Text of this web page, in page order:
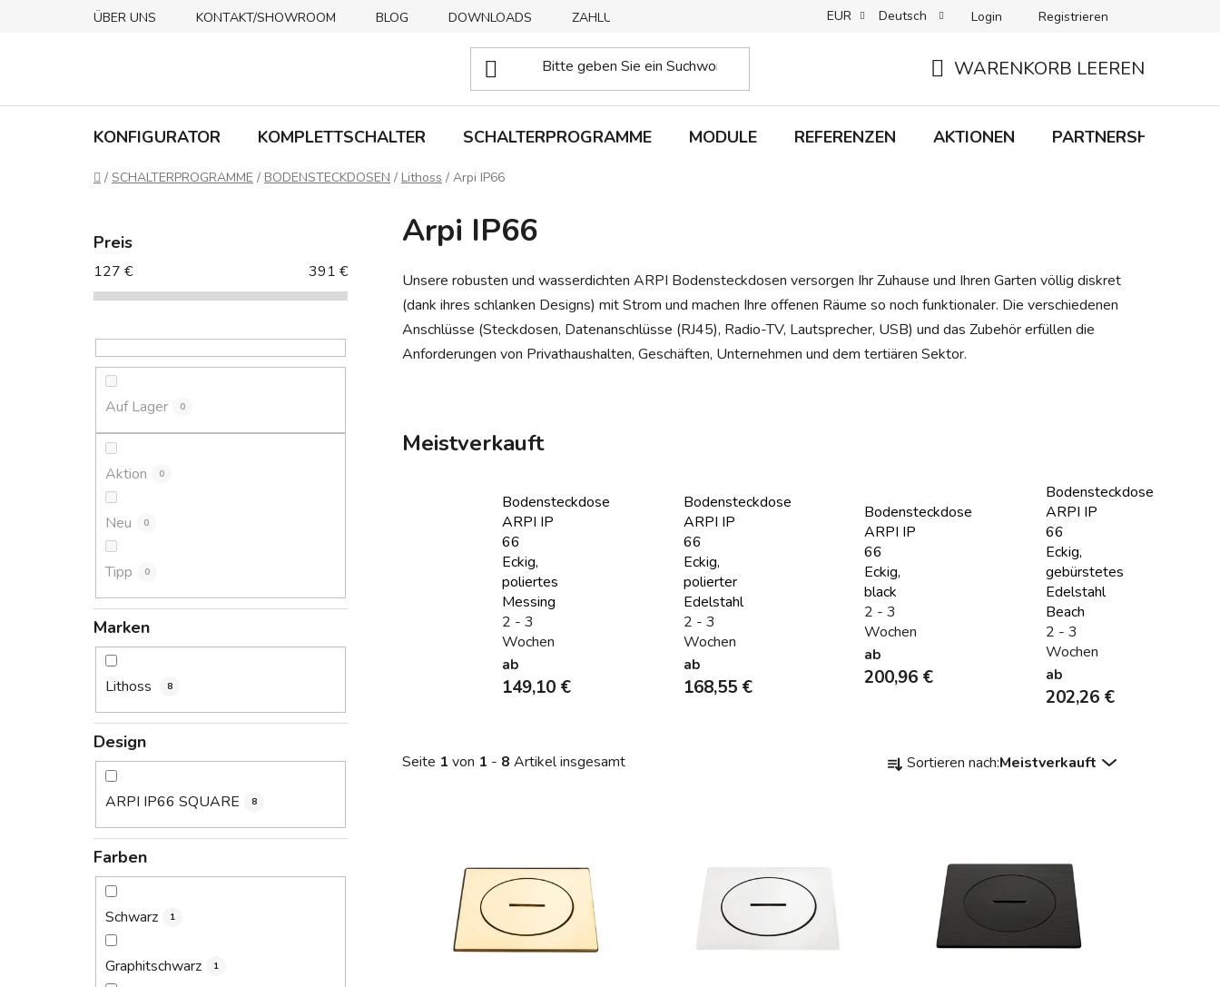
ÜBER UNS KONTAKT/SHOWROOM BLOG DOWNLOADS ZAHLUNGSMETHODEN ABHOLUNG + LIEFERUNG RÜCKGABEN B2C-BEDINGUNGEN
EUR Deutsch Login Registrieren
WARENKORB LEEREN
KONFIGURATOR KOMPLETTSCHALTER SCHALTERPROGRAMME MODULE REFERENZEN AKTIONEN PARTNERSHIP
Startseite
/ SCHALTERPROGRAMME / BODENSTECKDOSEN / Lithoss / Arpi IP66
Preis
127 € 391 €
Auf Lager 0
Aktion 0
Neu 0
Tipp 0
Marken
Lithoss 8
Design
ARPI IP66 SQUARE 8
Farben
Schwarz 1
Graphitschwarz 1
Arpi IP66
Unsere robusten und wasserdichten ARPI Bodensteckdosen versorgen Ihr Zuhause und Ihren Garten völlig diskret
(dank ihres schlanken Designs) mit Strom und machen Ihre offenen Räume so noch funktionaler. Die verschiedenen
Anschlüsse (Steckdosen, Datenanschlüsse (RJ45), Radio-TV, Lautsprecher, USB) und das Zubehör erfüllen die
Anforderungen von Privathaushalten, Geschäften, Unternehmen und dem tertiären Sektor.
Meistverkauft
Bodensteckdose
ARPI IP
66
Eckig,
poliertes
Messing
2 - 3
Wochen
ab
149,10 €
Bodensteckdose
ARPI IP
66
Eckig,
polierter
Edelstahl
2 - 3
Wochen
ab
168,55 €
Bodensteckdose
ARPI IP
66
Eckig,
black
2 - 3
Wochen
ab
200,96 €
Bodensteckdose
ARPI IP
66
Eckig,
gebürstetes
Edelstahl
Beach
2 - 3
Wochen
ab
202,26 €
Seite 1 von 1 - 8 Artikel insgesamt
r Sortieren nach:Meistverkauft